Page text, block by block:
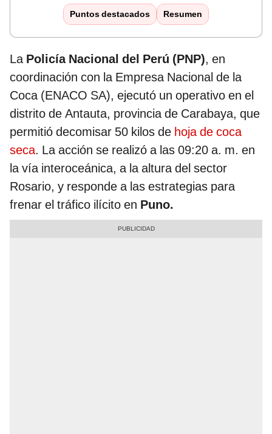
Puntos destacados Resumen
La Policía Nacional del Perú (PNP), en
coordinación con la Empresa Nacional de la
Coca (ENACO SA), ejecutó un operativo en el
distrito de Antauta, provincia de Carabaya, que
permitió decomisar 50 kilos de hoja de coca
seca. La acción se realizó a las 09:20 a. m. en
la vía interoceánica, a la altura del sector
Rosario, y responde a las estrategias para
frenar el tráfico ilícito en Puno.